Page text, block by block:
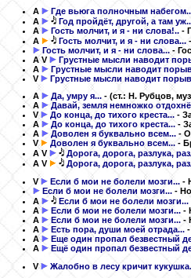
A
Где вьюга полночным
A
Год пройдёт, другой, а там
A
Гость молчит, и я - ни слова!.. -
A
Гость молчит, и я - ни слова...
Гость молчит, и я - ни слова... -
A V Грустные мысли наводит
A
Грустные мысли наводит
V
Грустные мысли наводит
A
Да, умру я... - (ст.: Н. Рубцов,
A
Давай, земля немножко
V
До конца, до тихого креста... -
A
До конца, до тихого креста... -
A
Доволен я буквально всем... -
V
Доволен я буквально всем... -
A V Дорога, дорога, разлука,
A V Дорога, дорога, разлука,
V
Если б мои не болели мозги... -
Если б мои не болели мозги... -
A
Если б мои не болели мозги...
A
Если б мои не болели мозги... -
A
Если б мои не болели мозги... -
A
Есть пора, души моей отрада...
A
Еще один пропал безвестный
A
Ещё один пропал безвестный
V
Жалобно в лесу кричит